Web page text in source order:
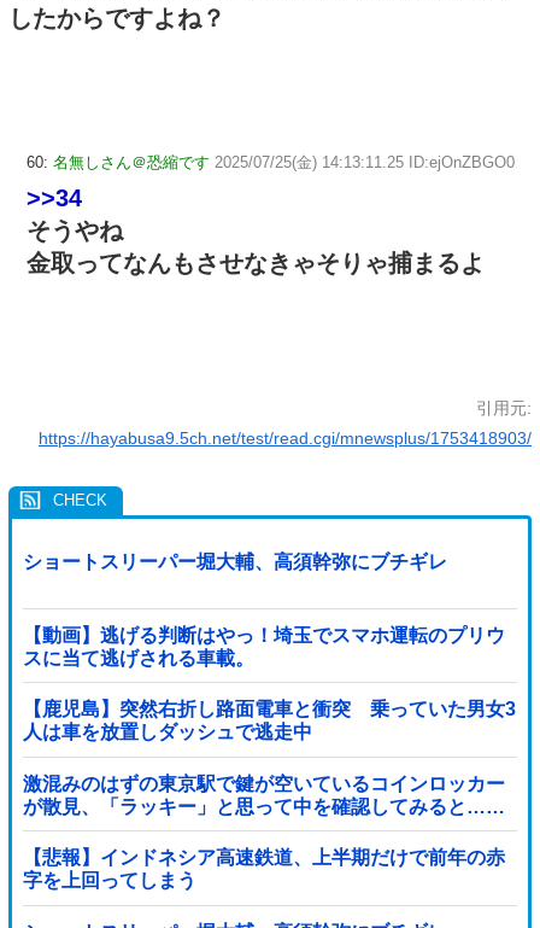
したからですよね？
60: 名無しさん＠恐縮です 2025/07/25(金) 14:13:11.25 ID:ejOnZBGO0
>>34
そうやね
金取ってなんもさせなきゃそりゃ捕まるよ
引用元:
https://hayabusa9.5ch.net/test/read.cgi/mnewsplus/1753418903/
ショートスリーパー堀大輔、高須幹弥にブチギレ
【動画】逃げる判断はやっ！埼玉でスマホ運転のプリウ
スに当て逃げされる車載。
【鹿児島】突然右折し路面電車と衝突 乗っていた男女3
人は車を放置しダッシュで逃走中
激混みのはずの東京駅で鍵が空いているコインロッカー
が散見、「ラッキー」と思って中を確認してみると……
【悲報】インドネシア高速鉄道、上半期だけで前年の赤
字を上回ってしまう
wwwwwwwwwwwwwwwwwwwwwwwwwwwwwwwwww